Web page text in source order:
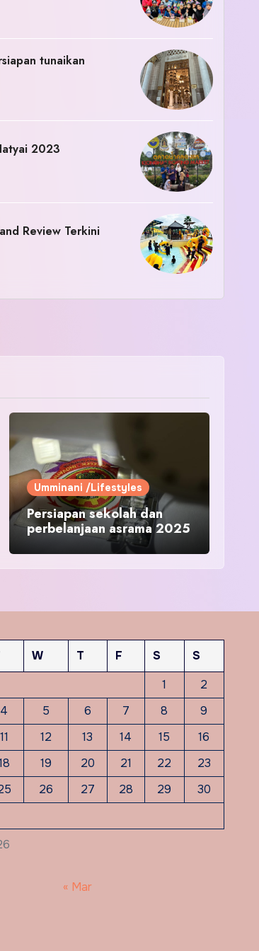
tunaikan
2023
Review Terkini
Umminani /Lifestyles
Persiapan sekolah dan
perbelanjaan asrama 2025
W T F S
S
1
2
4 5 6 7 8
9
11 12 13 14 15
16
19 20 21 22
23
26 27 28 29
30
« Mar